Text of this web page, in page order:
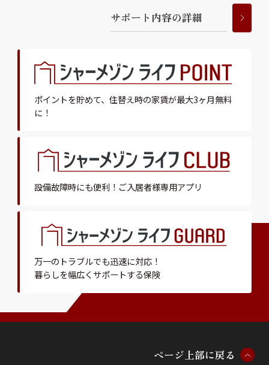
サポー ト 内容の詳細
ポイントを貯めて、 住替え時の家賃が最大3ヶ月無料
に！
設備故障時にも便利！ ご入居者様専用アプリ
万一のトラブルでも迅速に対応！
暮らしを幅広くサポートする保険
ページ 上部に戻る